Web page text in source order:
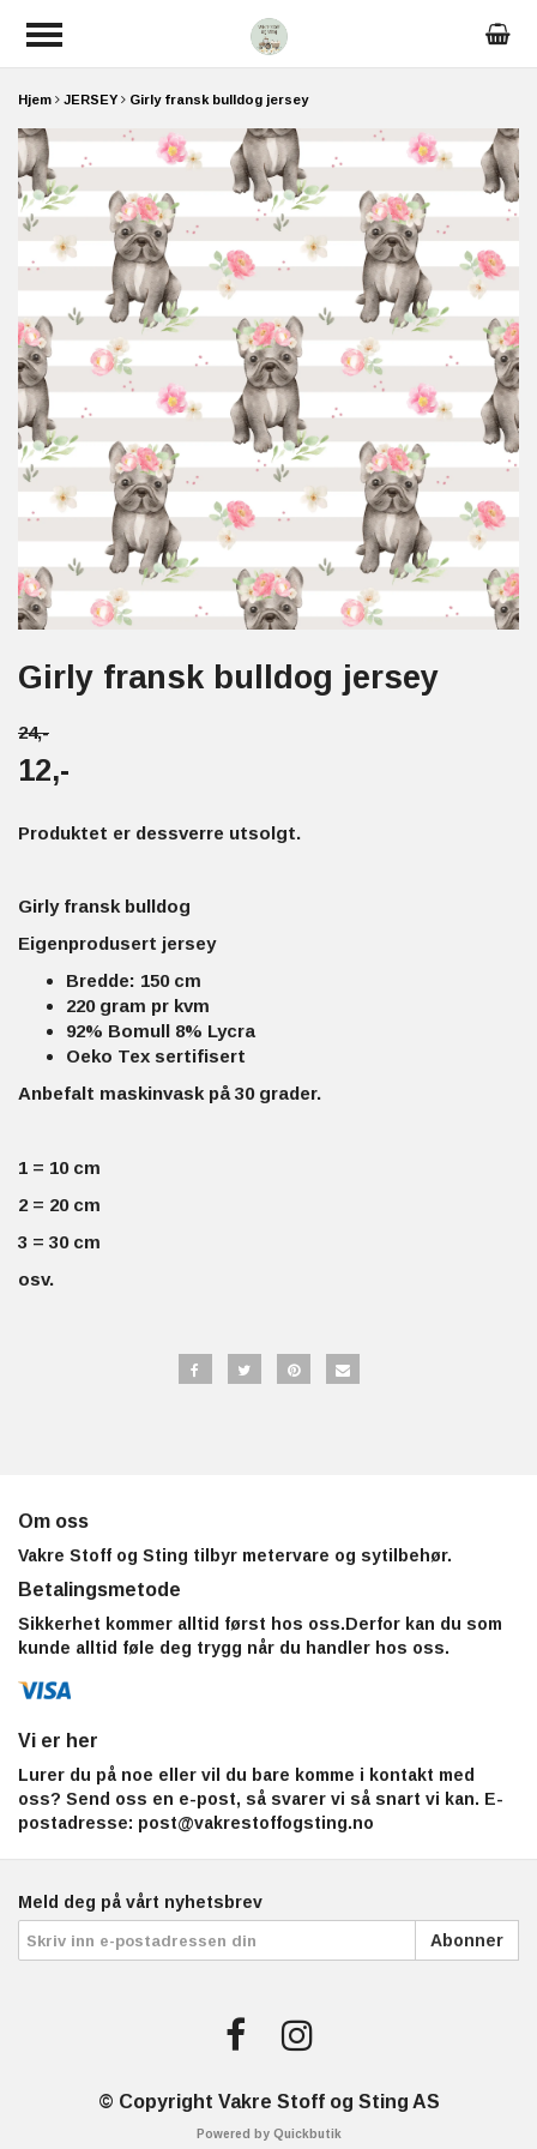
Hjem JERSEY Girly fransk bulldog jersey
Girly fransk bulldog jersey
24,-
12,-
Produktet er dessverre utsolgt.
Girly fransk bulldog
Eigenprodusert jersey
Bredde: 150 cm
220 gram pr kvm
92% Bomull 8% Lycra
Oeko Tex sertifisert
Anbefalt maskinvask på 30 grader.
1 = 10 cm
2 = 20 cm
3 = 30 cm
osv.
Om oss
Vakre Stoff og Sting tilbyr metervare og sytilbehør.
Betalingsmetode
Sikkerhet kommer alltid først hos oss.Derfor kan du som
kunde alltid føle deg trygg når du handler hos oss.
Vi er her
Lurer du på noe eller vil du bare komme i kontakt med
oss? Send oss en e-post, så svarer vi så snart vi kan. E-
postadresse: post@vakrestoffogsting.no
Meld deg på vårt nyhetsbrev
Abonner
© Copyright Vakre Stoff og Sting AS
Powered by Quickbutik